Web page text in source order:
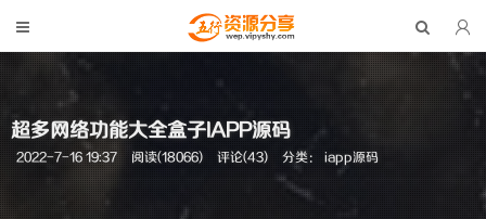
超多网络功能大全盒子IAPP源码
2022-7-16 19:37 阅读(18066) 评论(43) 分类： iapp源码